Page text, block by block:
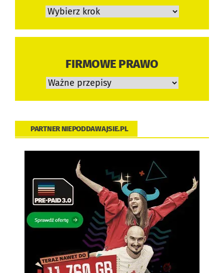
Wybierz
FIRMOWE PRAWO
Ważne
PARTNER NIEPODDAWAJSIE.PL